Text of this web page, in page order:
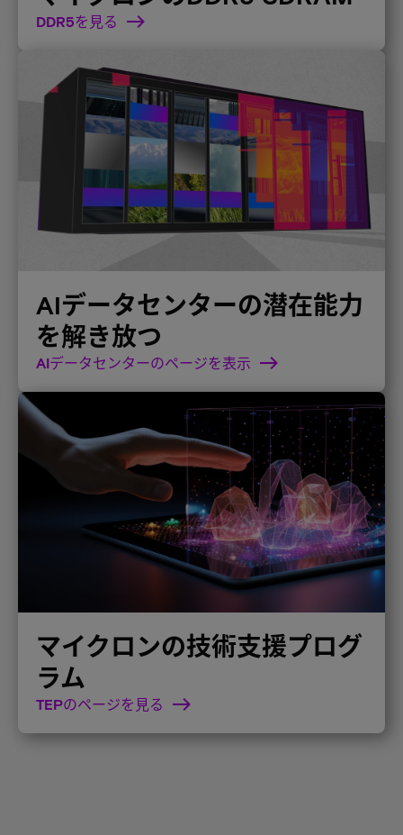
DDR5を見る
AIデータセンターの潜在能力
を解き放つ
AIデータセンターのページを表示
マイクロンの技術支援プログ
ラム
TEPのページを見る